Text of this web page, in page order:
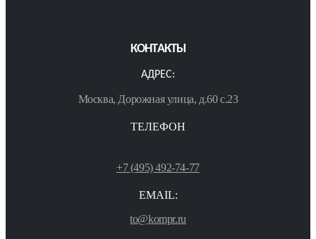
КОНТАКТЫ
АДРЕС:
Москва, Дорожная улица, д.60 с.23
ТЕЛЕФОН
+7 (495) 492-74-77
EMAIL:
to@kompr.ru